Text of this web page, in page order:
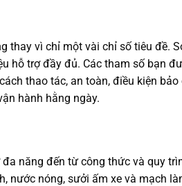
thay vì chỉ một vài chỉ số tiêu đề.
hỗ trợ đầy đủ. Các tham số bạn
thao tác, an toàn, điều kiện
hành hằng ngày.
năng đến từ công thức và quy
nước nóng, sưởi ấm xe và mạch